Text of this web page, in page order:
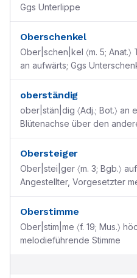
Ggs Unterlippe
Oberschenkel
Ober|schen|kel 〈m. 5;
an aufwärts; Ggs
oberständig
ober|stän|dig 〈Adj.; Bot.〉
Blütenachse über den
Obersteiger
Ober|stei|ger 〈m. 3; Bgb.〉
Angestellter, Vorgesetzter
Oberstimme
Ober|stim|me 〈f. 19; Mus.〉
melodieführende Stimme